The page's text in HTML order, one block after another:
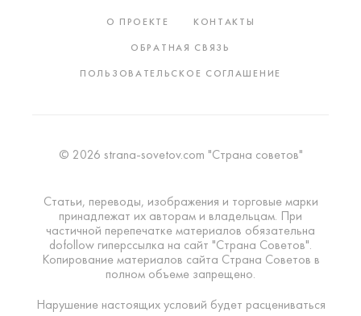
О ПРОЕКТЕ
КОНТАКТЫ
ОБРАТНАЯ СВЯЗЬ
ПОЛЬЗОВАТЕЛЬСКОЕ СОГЛАШЕНИЕ
© 2026 strana-sovetov.com "Страна советов"
Статьи, переводы, изображения и торговые марки
принадлежат их авторам и владельцам. При
частичной перепечатке материалов обязательна
dofollow гиперссылка на сайт "Страна Советов".
Копирование материалов сайта Страна Советов в
полном объеме запрещено.
Нарушение настоящих условий будет расцениваться